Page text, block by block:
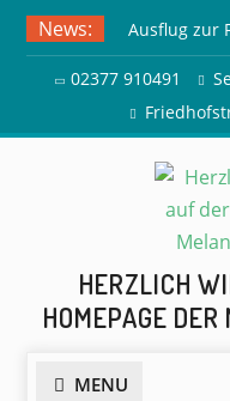
Skip
content
News:
Ausflug zur
Herdringen
02377 910491
HERZLICH
HOMEPAGE
MENU